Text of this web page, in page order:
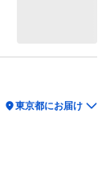
location_on東京都にお届け